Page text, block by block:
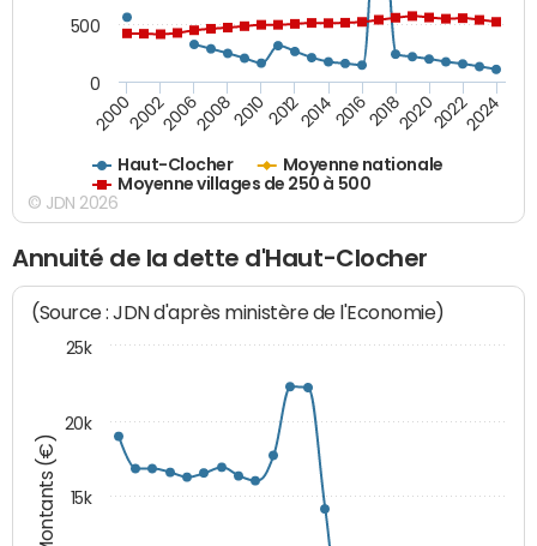
Haut-Clocher
Moyenne nationale
Moyenne villages de 250 à 500
200020022006200820102012201420162018202020222024
0
500
© JDN 2026
Annuité de la dette d'Haut-Clocher
Montants (€)
(Source : JDN d'après ministère de l'Economie)
15k
20k
25k